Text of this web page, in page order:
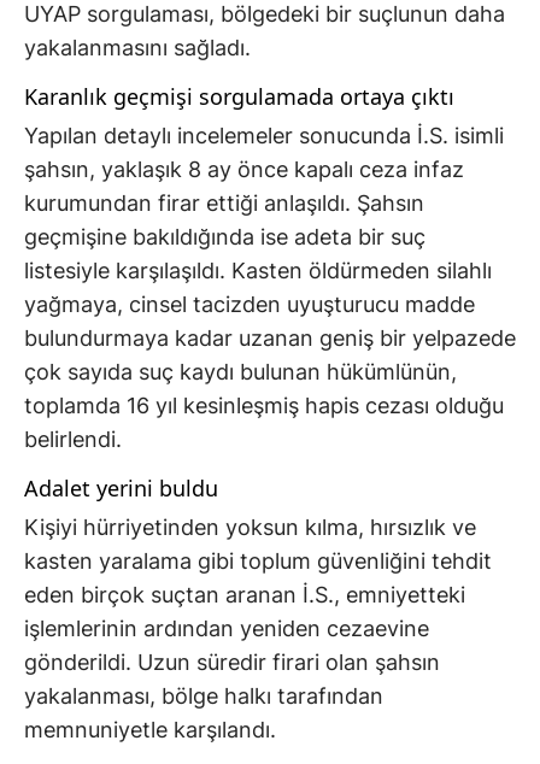
UYAP sorgulaması, bölgedeki bir suçlunun daha
yakalanmasını sağladı.
Karanlık geçmişi sorgulamada ortaya çıktı
Yapılan detaylı incelemeler sonucunda İ.S. isimli
şahsın, yaklaşık 8 ay önce kapalı ceza infaz
kurumundan firar ettiği anlaşıldı. Şahsın
geçmişine bakıldığında ise adeta bir suç
listesiyle karşılaşıldı. Kasten öldürmeden silahlı
yağmaya, cinsel tacizden uyuşturucu madde
bulundurmaya kadar uzanan geniş bir yelpazede
çok sayıda suç kaydı bulunan hükümlünün,
toplamda 16 yıl kesinleşmiş hapis cezası olduğu
belirlendi.
Adalet yerini buldu
Kişiyi hürriyetinden yoksun kılma, hırsızlık ve
kasten yaralama gibi toplum güvenliğini tehdit
eden birçok suçtan aranan İ.S., emniyetteki
işlemlerinin ardından yeniden cezaevine
gönderildi. Uzun süredir firari olan şahsın
yakalanması, bölge halkı tarafından
memnuniyetle karşılandı.